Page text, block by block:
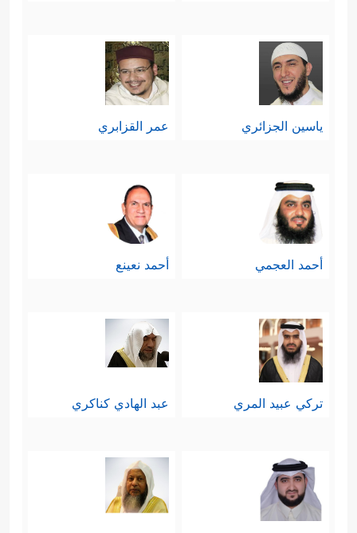
ياسين الجزائري عمر القزابري
أحمد العجمي أحمد نعينع
تركي عبيد المري عبد الهادي كناكري